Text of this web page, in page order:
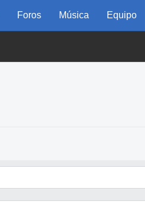
Foros Música Equipo